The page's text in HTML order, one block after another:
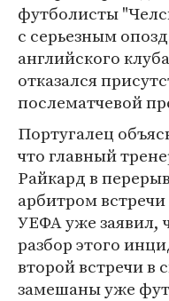
футболисты
с серьезным
английского
отказался
послематчевой
Португалец
что главный
Райкард в
арбитром
УЕФА уже заявил,
разбор этого
второй встречи в
замешаны уже